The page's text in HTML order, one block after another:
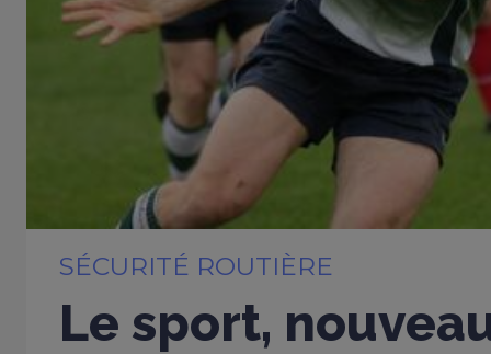
SÉCURITÉ ROUTIÈRE
Le sport,